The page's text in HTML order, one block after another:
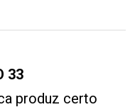
33
produz certo